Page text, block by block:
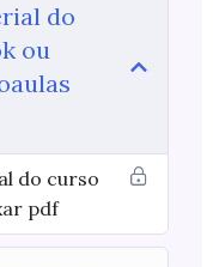
do
ou
do curso
pdf